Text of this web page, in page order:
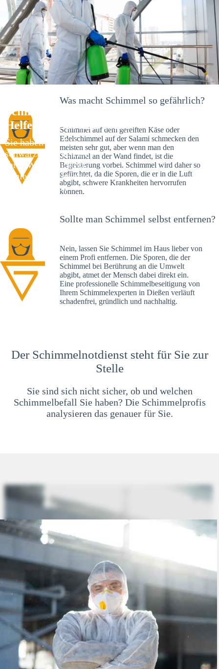
Schimmelexperte in Dießen – Ihr
Helfer an Ort und Stelle
Sie haben kürzlich
schwarze Flecken an
Ihrer Wand entdeckt?
Schlechte Nachrichten:
Sie haben einen
Was macht Schimmel so gefährlich?
Schimmel auf dem gereiften Käse oder
Edelschimmel auf der Salami schmecken den
meisten sehr gut, aber wenn man den
Schimmel an der Wand findet, ist die
Begeisterung vorbei. Schimmel wird daher so
gefürchtet, da die Sporen, die er in die Luft
abgibt, schwere Krankheiten hervorrufen
können.
Sollte man Schimmel selbst entfernen?
Nein, lassen Sie Schimmel im Haus lieber von
einem Profi entfernen. Die Sporen, die der
Schimmel bei Berührung an die Umwelt
abgibt, atmet der Mensch dabei direkt ein.
Eine professionelle Schimmelbeseitigung von
Ihrem Schimmelexperten in Dießen verläuft
schadenfrei, gründlich und nachhaltig.
Der Schimmelnotdienst steht für Sie zur
Stelle
Sie sind sich nicht sicher, ob und welchen
Schimmelbefall Sie haben? Die Schimmelprofis
analysieren das genauer für Sie.